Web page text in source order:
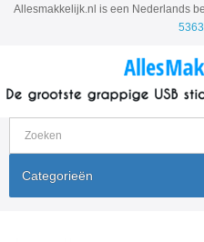
Allesmakkelijk.nl is een Nederlands
Categorieën